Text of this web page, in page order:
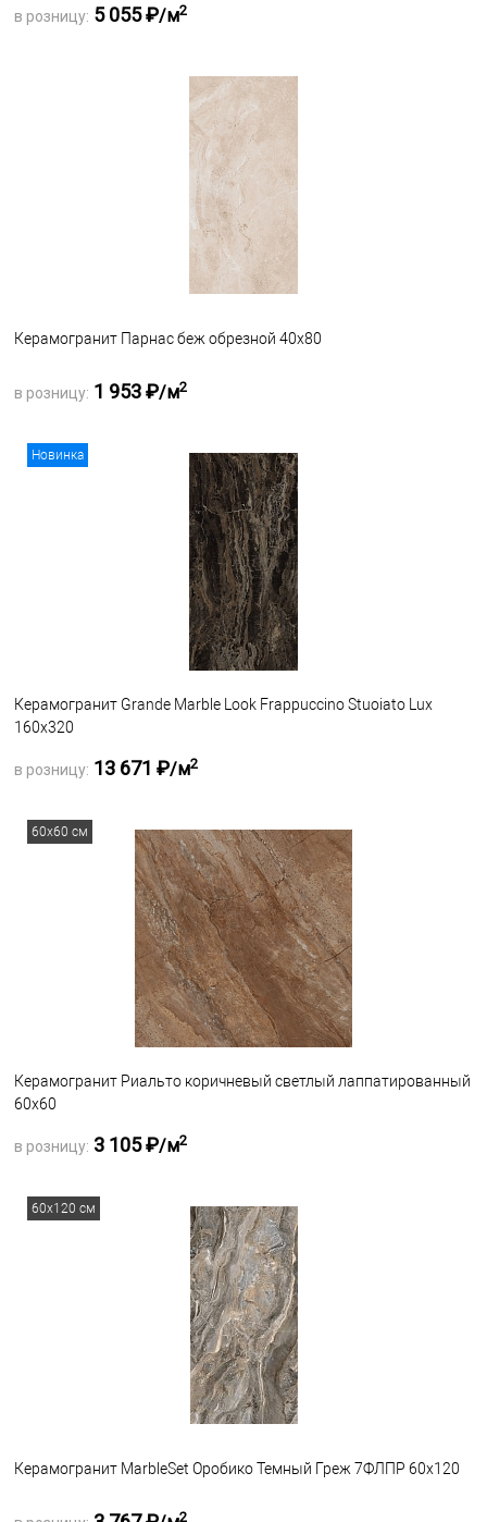
в розницу: 5 055 ₽/м2
Керамогранит Парнас беж обрезной 40х80
в розницу: 1 953 ₽/м2
Под заказ
Новинка
Керамогранит Grande Marble Look Frappuccino Stuoiato Lux
160х320
в розницу: 13 671 ₽/м2
Под заказ
60х60 см
Керамогранит Риальто коричневый светлый лаппатированный
60х60
в розницу: 3 105 ₽/м2
Под заказ
60х120 см
Керамогранит MarbleSet Оробико Темный Греж 7ФЛПР 60х120
2